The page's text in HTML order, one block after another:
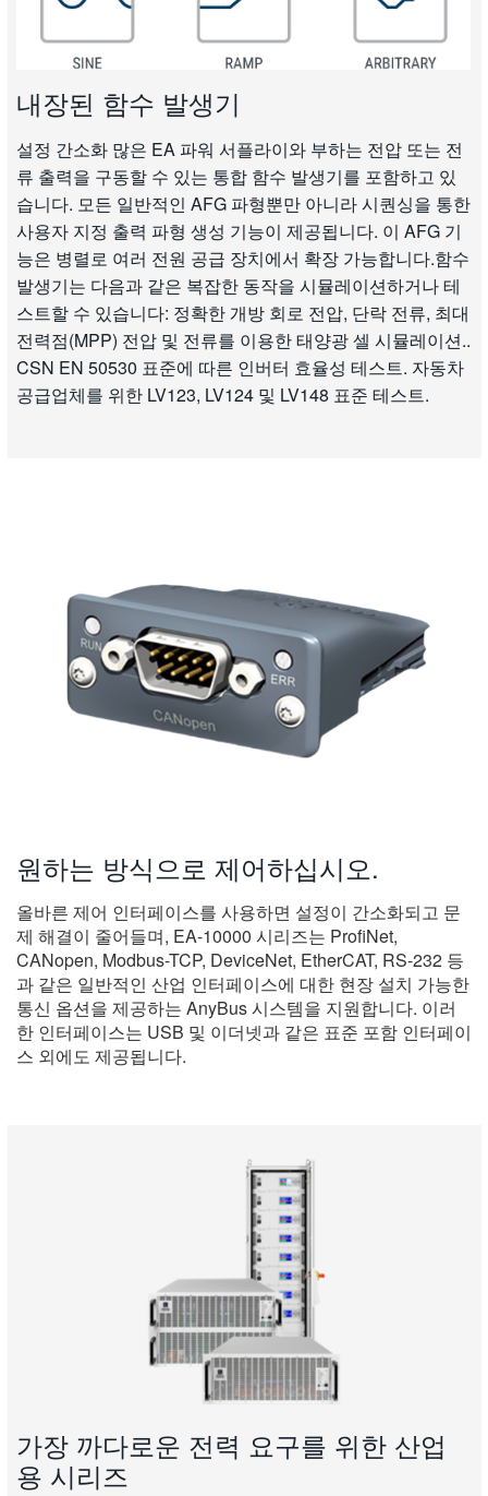
내장된 함수 발생기
설정 간소화 많은 EA 파워 서플라이와 부하는 전압 또는 전
류 출력을 구동할 수 있는 통합 함수 발생기를 포함하고 있
습니다. 모든 일반적인 AFG 파형뿐만 아니라 시퀀싱을 통한
사용자 지정 출력 파형 생성 기능이 제공됩니다. 이 AFG 기
능은 병렬로 여러 전원 공급 장치에서 확장 가능합니다.함수
발생기는 다음과 같은 복잡한 동작을 시뮬레이션하거나 테
스트할 수 있습니다: 정확한 개방 회로 전압, 단락 전류, 최대
전력점(MPP) 전압 및 전류를 이용한 태양광 셀 시뮬레이션..
CSN EN 50530 표준에 따른 인버터 효율성 테스트. 자동차
공급업체를 위한 LV123, LV124 및 LV148 표준 테스트.
원하는 방식으로 제어하십시오.
올바른 제어 인터페이스를 사용하면 설정이 간소화되고 문
제 해결이 줄어들며, EA-10000 시리즈는 ProfiNet,
CANopen, Modbus-TCP, DeviceNet, EtherCAT, RS-232 등
과 같은 일반적인 산업 인터페이스에 대한 현장 설치 가능한
통신 옵션을 제공하는 AnyBus 시스템을 지원합니다. 이러
한 인터페이스는 USB 및 이더넷과 같은 표준 포함 인터페이
스 외에도 제공됩니다.
가장 까다로운 전력 요구를 위한 산업
용 시리즈